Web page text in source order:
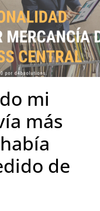
mi
más
de